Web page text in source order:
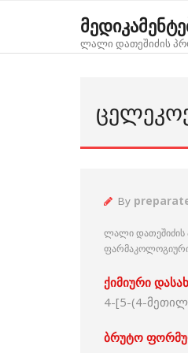
ლალი დათეშიძის
By
ლალი დათეშიძის
ფარმაკოლოგიური
ქიმიური
4-[5-(4-
ბრუტო